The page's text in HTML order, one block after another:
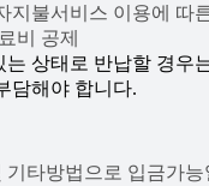
불서비스 이용에 따
비 공제
는 상태로 반납할 경우
타방법으로 입금가능